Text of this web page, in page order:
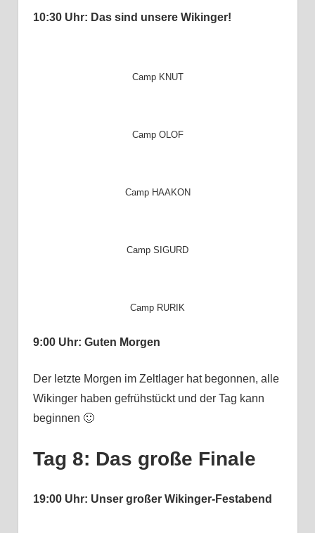
10:30 Uhr: Das sind unsere Wikinger!
Camp KNUT
Camp OLOF
Camp HAAKON
Camp SIGURD
Camp RURIK
9:00 Uhr: Guten Morgen
Der letzte Morgen im Zeltlager hat begonnen, alle
Wikinger haben gefrühstückt und der Tag kann
beginnen 🙂
Tag 8: Das große Finale
19:00 Uhr: Unser großer Wikinger-Festabend